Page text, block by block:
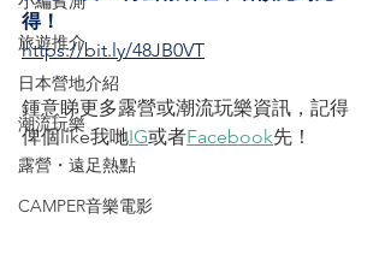
旅遊推介
日本營地介紹
潮流玩樂
露營・遠足熱點
CAMPER音樂電影
得！
https://bit.ly/48JB0VT
鍾意睇更多露營或潮流玩樂資訊，記得
俾個like我哋IG或者Facebook先！